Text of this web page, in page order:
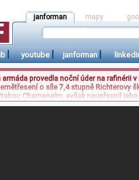
janforman mapy
| youtube | janforman |
armáda provedla noční úder na rafinérii
o síle 7,4 stupně Richterovy
Chameneím, avšak neupřesnil
politické scéně se proti migraci